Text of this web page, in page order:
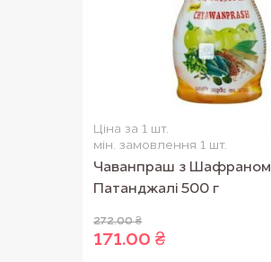
Ціна за 1 шт.
мін. замовлення 1 шт.
Чаванпраш з Шафраном
Патанджалі 500 г
272.00 ₴
171.00 ₴